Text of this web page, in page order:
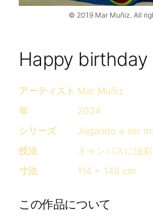
© 2019 Mar Muñiz. All
Happy birthday
アーティスト Mar Muñiz
年
2024
シリーズ
Jugando a ser
技法
キャンバスに油彩
寸法
114 x 146 cm
この作品について